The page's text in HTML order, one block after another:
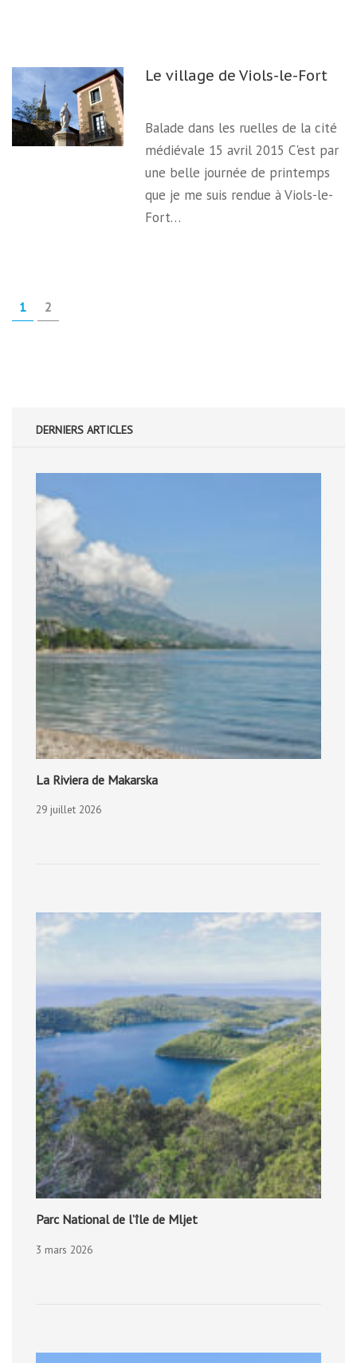
Le village de Viols-le-Fort
Balade dans les ruelles de la cité
médiévale 15 avril 2015 C'est par
une belle journée de printemps
que je me suis rendue à Viols-le-
Fort…
Pagination
des
PAGE
1 PAGE
2
DERNIERS ARTICLES
La Riviera de Makarska
29 juillet 2026
Parc National de l’île de Mljet
3 mars 2026